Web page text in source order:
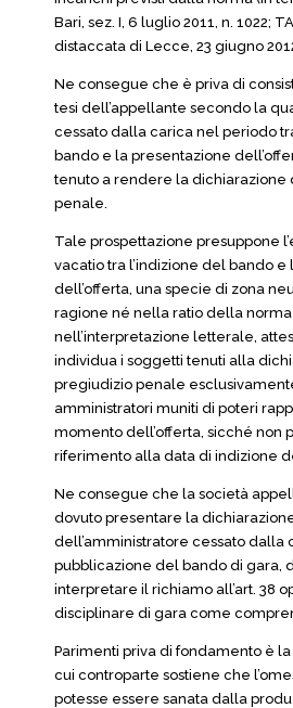
Bari, sez. I, 6 luglio 2011, n. 1022;
distaccata di Lecce, 23 giugno
Ne consegue che è priva di
tesi dell’appellante secondo la
cessato dalla carica nel periodo
bando e la presentazione
tenuto a rendere la dichiarazione
penale.
Tale prospettazione presuppone
vacatio tra l’indizione del bando e
dell’offerta, una specie di zona
ragione né nella ratio della
nell’interpretazione letterale,
individua i soggetti tenuti alla
pregiudizio penale
amministratori muniti di poteri
momento dell’offerta, sicché non
riferimento alla data di indizione
Ne consegue che la società
dovuto presentare la
dell’amministratore cessato dalla
pubblicazione del bando di gara,
interpretare il richiamo all’art. 38
disciplinare di gara come
Parimenti priva di fondamento è
cui controparte sostiene che
potesse essere sanata dalla